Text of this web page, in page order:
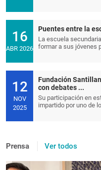
16
ABR 2026
Puentes entre la
La escuela
formar a sus jóvenes
12
NOV
2025
Fundación
con debates ...
Su participación en
impartido por uno de
Prensa Ver todos